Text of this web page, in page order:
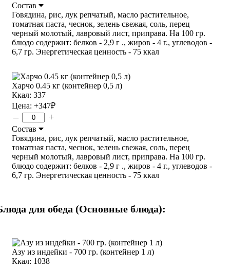
Состав
Говядина, рис, лук репчатый, масло растительное,
томатная паста, чеснок, зелень свежая, соль, перец
черный молотый, лавровый лист, приправа. На 100 гр.
блюдо содержит: белков - 2,9 г ., жиров - 4 г., углеводов -
6,7 гр. Энергетическая ценность - 75 ккал
Харчо 0.45 кг (контейнер 0,5 л)
Ккал: 337
Цена: +347₽
– +
Состав
Говядина, рис, лук репчатый, масло растительное,
томатная паста, чеснок, зелень свежая, соль, перец
черный молотый, лавровый лист, приправа. На 100 гр.
блюдо содержит: белков - 2,9 г ., жиров - 4 г., углеводов -
6,7 гр. Энергетическая ценность - 75 ккал
для обеда (Основные блюда):
Азу из индейки - 700 гр. (контейнер 1 л)
Ккал: 1038